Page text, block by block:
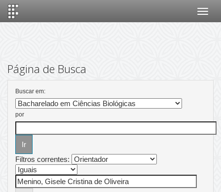
Página de Busca
Buscar em:
por
Filtros correntes: